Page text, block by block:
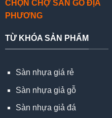
CHỌN CHỢ SÀN GỖ ĐỊA
PHƯƠNG
TỪ KHÓA SẢN PHẨM
Sàn nhựa giá rẻ
Sàn nhựa giả gỗ
Sàn nhựa giả đá